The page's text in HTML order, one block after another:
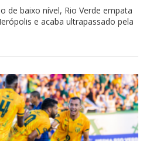
de baixo nível, Rio Verde empata
e acaba ultrapassado pela